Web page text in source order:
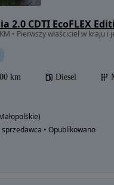
2.0 CDTI EcoFLEX
km Diesel
• Opublikowano